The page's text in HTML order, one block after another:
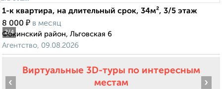
2/4
1-к квартира, на длительный срок, 34м², 3/5 этаж
8 000 ₽ в месяц
Фокинский район, Льговская 6
Агентство, 09.08.2026
Виртуальные 3D-туры по интересным
местам
‹ ›